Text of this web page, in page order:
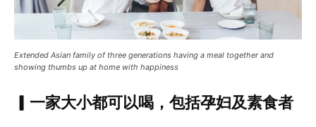
Extended Asian family of three generations having a meal together and
showing thumbs up at home with happiness
▎一家大小都可以喝，包括孕妇及素食者